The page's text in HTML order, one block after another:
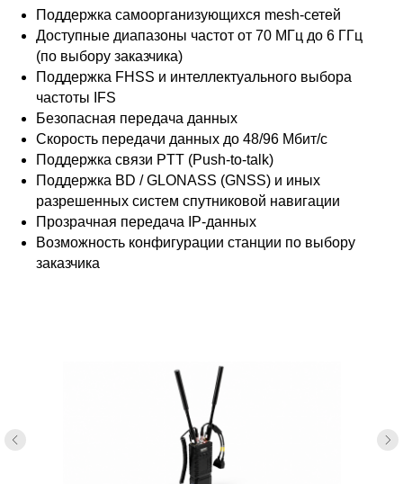
Поддержка самоорганизующихся mesh-сетей
Доступные диапазоны частот от 70 МГц до 6 ГГц
(по выбору заказчика)
Поддержка FHSS и интеллектуального выбора
частоты IFS
Безопасная передача данных
Скорость передачи данных до 48/96 Мбит/с
Поддержка связи PTT (Push-to-talk)
Поддержка BD / GLONASS (GNSS) и иных
разрешенных систем спутниковой навигации
Прозрачная передача IP-данных
Возможность конфигурации станции по выбору
заказчика
Радиочастотные параметры
Скорость движения объектов более 1000 км/ч
Multi-hop...........................................до 15 переходов
Количество узлов..........................до 32
Ширина канала.............................2.5 / 5 / 10 / 20 МГц
64QAM / 256 QAM
Диапазон частот............................1300–1500 МГц